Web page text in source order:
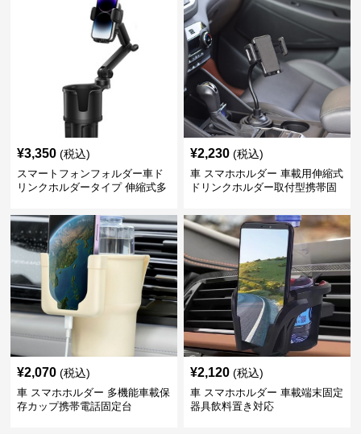
¥3,350 (税込)
スマートフォンフォルダー車ド
リンクホルダータイプ 伸縮式多
¥2,230 (税込)
車 スマホホルダー 車載用伸縮式
ドリンクホルダー取付型携帯固
¥2,070 (税込)
車 スマホホルダー 多機能車載保
存カップ携帯電話固定台
¥2,120 (税込)
車 スマホホルダー 車載端末固定
器具飲料置き対応